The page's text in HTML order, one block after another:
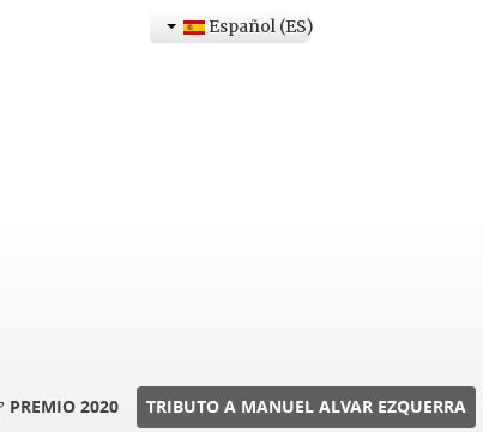
Español (ES)
PREMIO 2020 TRIBUTO A MANUEL ALVAR EZQUERRA